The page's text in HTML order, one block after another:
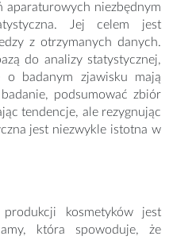
niezbędnym
Jej celem jest
z otrzymanych danych.
do analizy statystycznej,
o badanym zjawisku mają
podsumować zbiór
tendencje, ale rezygnując
jest niezwykle istotna w
kosmetyków jest
która spowoduje, że